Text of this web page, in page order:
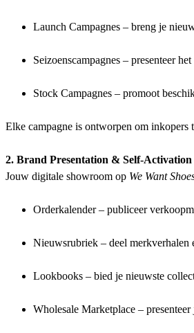
Launch Campagnes – breng je
Seizoenscampagnes – presenteer
Stock Campagnes – promoot
Elke campagne is ontworpen om inkopers
2. Brand Presentation & Self-Activation
Jouw digitale showroom op We Want
Orderkalender – publiceer
Nieuwsrubriek – deel merkverhalen
Lookbooks – bied je nieuwste
Wholesale Marketplace –